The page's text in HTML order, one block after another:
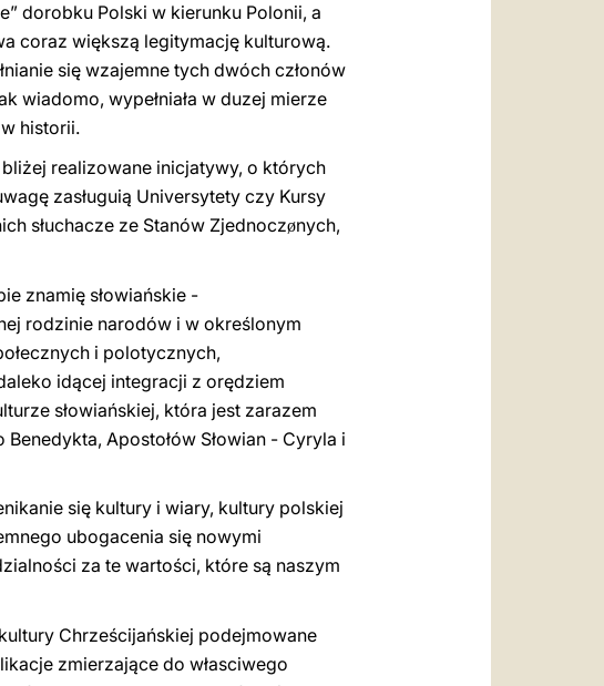
dorobku Polski w kierunku Polonii, a
coraz większą legitymację kulturową.
się wzajemne tych dwóch członów
wiadomo, wypełniała w duzej mierze
historii.
realizowane inicjatywy, o których
zasługuią Universytety czy Kursy
słuchacze ze Stanów Zjednoczønych,
znamię słowiańskie -
rodzinie narodów i w określonym
i polotycznych,
idącej integracji z orędziem
słowiańskiej, która jest zarazem
Apostołów Słowian - Cyryla i
się kultury i wiary, kultury polskiej
ubogacenia się nowymi
za te wartości, które są naszym
Chrześcijańskiej podejmowane
zmierzające do własciwego